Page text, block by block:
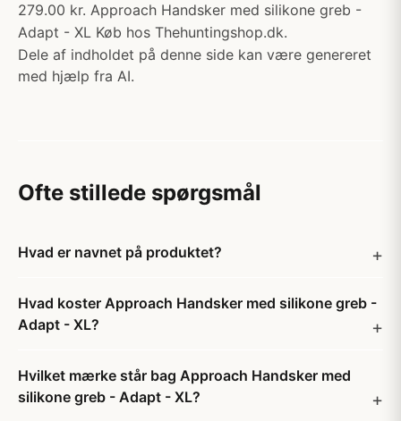
279.00 kr. Approach Handsker med silikone greb -
Adapt - XL Køb hos Thehuntingshop.dk.
Dele af indholdet på denne side kan være genereret
med hjælp fra AI.
Ofte stillede spørgsmål
Hvad er navnet på produktet?
Hvad koster Approach Handsker med silikone greb -
Adapt - XL?
Hvilket mærke står bag Approach Handsker med
silikone greb - Adapt - XL?